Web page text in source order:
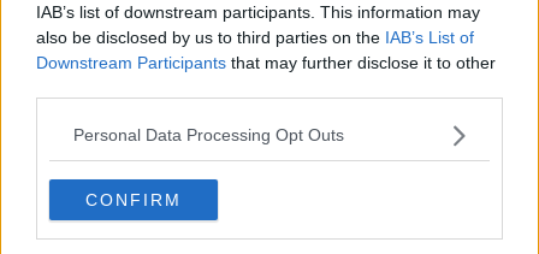
IAB’s list of downstream participants. This information may
also be disclosed by us to third parties on the IAB’s List of
Downstream Participants that may further disclose it to other
Personal Data Processing Opt Outs
CONFIRM
Nella giornata odierna la Asl ha dichiaratoguarite 556 persone
Attualmente sono 4.498 i senesi ancora positivi (ieri 4.733), mentre
in 2.789si trovano in quarantenaperché contatti di caso.
In tutta l'Area Vasta ci sono altri 1.092 positivi (ieri 1.087)e di
questi 472 risiedono in provincia di Arezzo, 265 in quella di Siena,
302 nel Grossetano e 53 extra Asl.
Per leggere il bollettino regionale
Il dettaglio comune per comune: